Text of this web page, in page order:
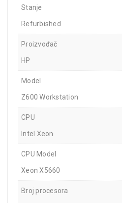
Stanje
Refurbished
Proizvođač
HP
Model
Z600 Workstation
CPU
Intel Xeon
CPU Model
Xeon X5660
Broj procesora